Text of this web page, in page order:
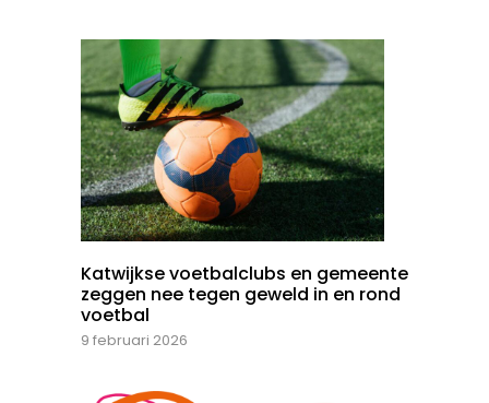
Katwijkse voetbalclubs en gemeente
zeggen nee tegen geweld in en rond
voetbal
9 februari 2026